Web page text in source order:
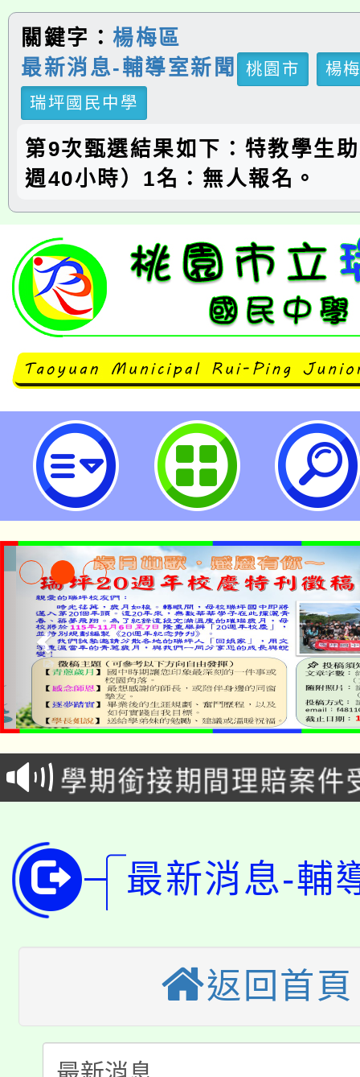
關鍵字： 楊梅區
最新消息-輔導室新聞
桃園市
楊
瑞坪國民中學
第9次甄選結果如下：特教學生
週40小時）1名：無人報名。
公告本校「114學年度(第2學期)身
服務方案」特教學生助理人員第9
市立瑞坪國民中學
淨零綠生活教案入校路
會
115年食農教育專業人
程
學期銜接期間理賠案件
版
淨零綠領人才培育課程
公告本校115學年度第
代理(課)教師甄選結果(
「2026金融保險知識
生本土語及新住民語歌
公告本校115學年度第
代理(課)教師甄選結果(
轉知中國文化大學推廣
最新消息-輔
返回首頁